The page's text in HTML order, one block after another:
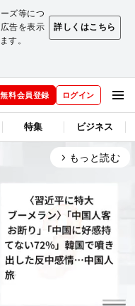
ズ等につ
告を表示
す。
詳しくはこちら
無料会員登録 ログイン
特集 ビジネス
arrow_forward_ios もっと読む